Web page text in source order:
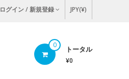
ログイン / 新規登録 JPY(¥)
0 トータル
¥0